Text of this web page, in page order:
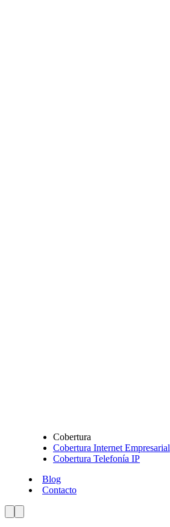
Cobertura
Cobertura Internet Empresarial
Cobertura Telefonía IP
Blog
Contacto